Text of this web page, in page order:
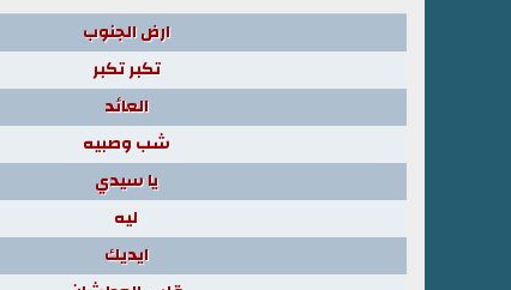
ارض الجنوب
تكبر تكبر
العائد
شب وصبيه
يا سيدي
ليه
ايديك